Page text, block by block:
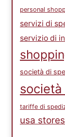
personal
servizi di
servizio di
società di
tariffe di
usa